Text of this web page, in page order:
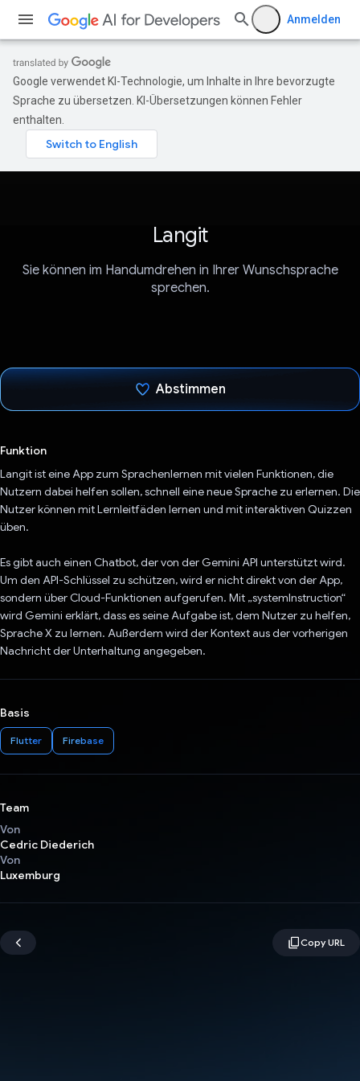
Anmelden
Google verwendet KI-Technologie, um Inhalte in Ihre bevorzugte
Sprache zu übersetzen. KI-Übersetzungen können Fehler
enthalten.
Langit
Sie können im Handumdrehen in Ihrer Wunschsprache
sprechen.
Abstimmen
Funktion
Langit ist eine App zum Sprachenlernen mit vielen Funktionen, die
Nutzern dabei helfen sollen, schnell eine neue Sprache zu erlernen. Die
Nutzer können mit Lernleitfäden lernen und mit interaktiven Quizzen
üben.
Es gibt auch einen Chatbot, der von der Gemini API unterstützt wird.
Um den API-Schlüssel zu schützen, wird er nicht direkt von der App,
sondern über Cloud-Funktionen aufgerufen. Mit „systemInstruction“
wird Gemini erklärt, dass es seine Aufgabe ist, dem Nutzer zu helfen,
Sprache X zu lernen. Außerdem wird der Kontext aus der vorherigen
Nachricht der Unterhaltung angegeben.
Basis
Flutter Firebase
Team
Von
Cedric Diederich
Von
Luxemburg